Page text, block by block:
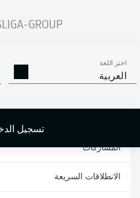
GROUP
اختر اللغة
العربية
تسجيل
إحصائيات موسم 2026/
التصديات الأهداف
المشاركات
الانطلاقات السريعة